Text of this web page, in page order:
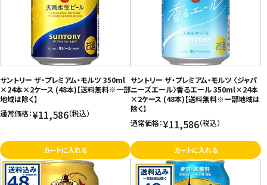
サントリー ザ・プレミアム・モルツ 350ml
×24本×2ケース (48本)【送料無料※一部
地域は除く】
通常価格：¥11,586（税込）
カートに入れる
サントリー ザ・プレミアム・モルツ 〈ジャパ
ニーズエール〉香るエール 350ml×24本
×2ケース (48本)【送料無料※一部地域は
除く】
通常価格：¥11,586（税込）
カートに入れる